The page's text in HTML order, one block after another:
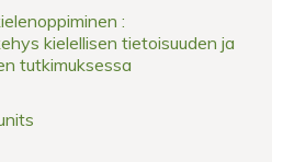
:
kielellisen tietoisuuden ja
tutkimuksessa